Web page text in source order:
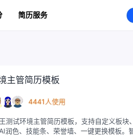
简历服务
主管简历模板
4441人使用
测试环境主管简历模板，支持自定义板块
润色、技能条、荣誉墙、一键更换模板。